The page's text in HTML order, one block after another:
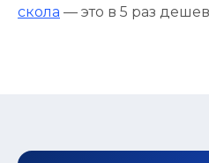
скола — это в 5 раз